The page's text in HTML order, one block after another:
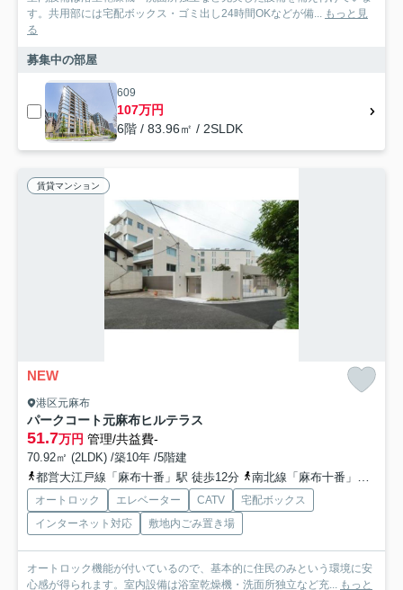
す。共用部には宅配ボックス・ゴミ出し24時間OKなどが備... もっと見
る
募集中の部屋
609
107万円
6階 / 83.96㎡ / 2SLDK
賃貸マンション
NEW
港区元麻布
パークコート元麻布ヒルテラス
51.7万円 管理/共益費-
70.92㎡ (2LDK) /築10年 /5階建
都営大江戸線「麻布十番」駅 徒歩12分
南北線「麻布十番」駅 徒歩12分
オートロック エレベーター CATV
宅配ボックス
インターネット対応
敷地内ごみ置き場
オートロック機能が付いているので、基本的に住民のみという環境に安
心感が得られます。室内設備は浴室乾燥機・洗面所独立など充... もっと